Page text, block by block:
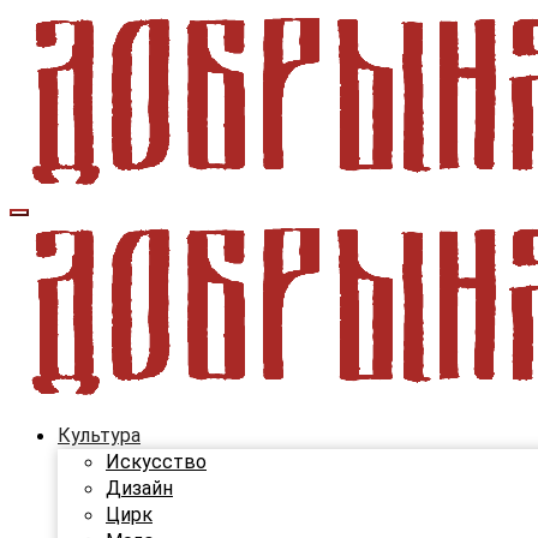
Перейти
содержанию
Учредитель ООО "Клуб регионов", ИНН 6685155934
Учредитель ООО "Клуб регионов", ИНН 6685155934
Культура
Искусство
Дизайн
Цирк